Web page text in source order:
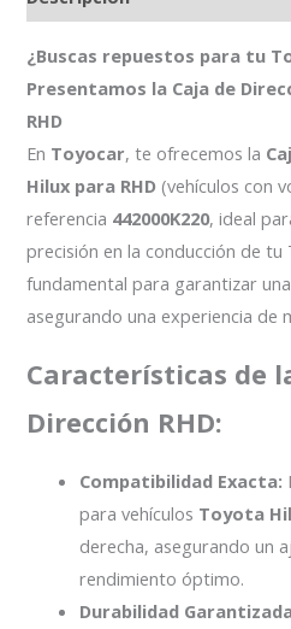
¿Buscas repuestos para tu
Presentamos la Caja de
RHD
En Toyocar, te ofrecemos la
Hilux para RHD (vehículos con
referencia 442000K220, ideal
precisión en la conducción de
fundamental para garantizar
asegurando una experiencia de
Características de
Dirección RHD:
Compatibilidad Exacta:
para vehículos Toyota
derecha, asegurando un
rendimiento óptimo.
Durabilidad